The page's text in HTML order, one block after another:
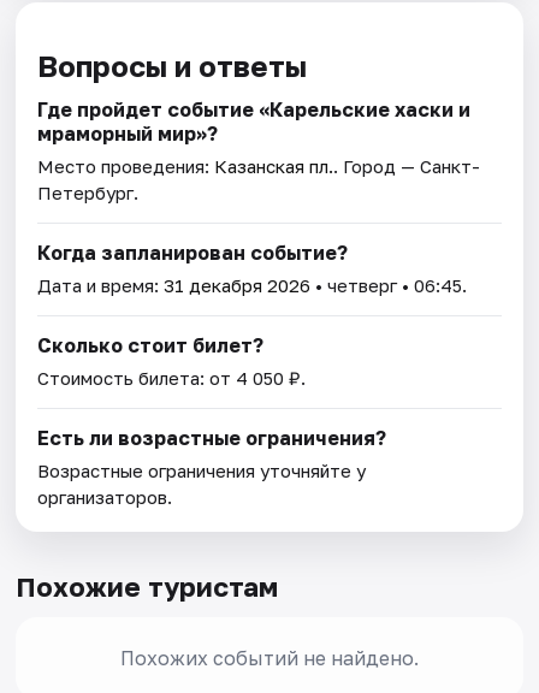
Вопросы и ответы
Где пройдет событие «Карельские хаски и
мраморный мир»?
Место проведения: Казанская пл.. Город — Санкт-
Петербург.
Когда запланирован событие?
Дата и время:31 декабря 2026 • четверг • 06:45.
Сколько стоит билет?
Стоимость билета: от 4 050 ₽.
Есть ли возрастные ограничения?
Возрастные ограничения уточняйте у
организаторов.
Похожие туристам
Похожих событий не найдено.